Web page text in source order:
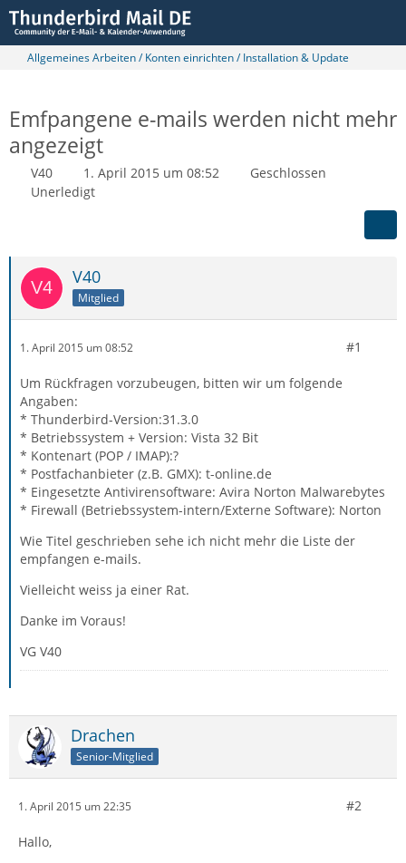
Allgemeines Arbeiten / Konten einrichten / Installation & Update
Emfpangene e-mails werden nicht mehr
angezeigt
V40 1. April 2015 um 08:52
Geschlossen
Unerledigt
V40
Mitglied
1. April 2015 um 08:52 #1
Um Rückfragen vorzubeugen, bitten wir um folgende
Angaben:
* Thunderbird-Version:31.3.0
* Betriebssystem + Version: Vista 32 Bit
* Kontenart (POP / IMAP):?
* Postfachanbieter (z.B. GMX): t-online.de
* Eingesetzte Antivirensoftware: Avira Norton Malwarebytes
* Firewall (Betriebssystem-intern/Externe Software): Norton
Wie Titel geschrieben sehe ich nicht mehr die Liste der
empfangen e-mails.
Vielleicht weiss ja einer Rat.
Danke im Voraus!
VG V40
Drachen
Senior-Mitglied
1. April 2015 um 22:35 #2
Hallo,